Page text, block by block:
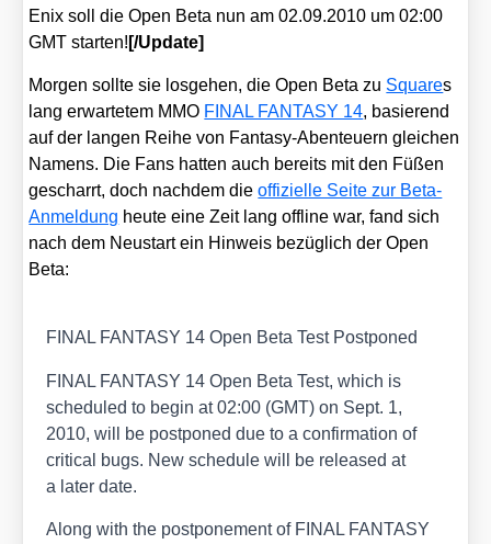
Enix soll die Open Beta nun am 02.09.2010 um 02:00
GMT star­ten! [/​Update]
Mor­gen soll­te sie los­ge­hen, die Open Beta zu Squa­res
lang erwar­te­tem MMO FINAL FANTASY 14, basie­rend
auf der lan­gen Rei­he von Fan­ta­sy-Aben­teu­ern glei­chen
Namens. Die Fans hat­ten auch bereits mit den Füßen
gescharrt, doch nach­dem dieoffi­zi­el­le Sei­te zur Beta-
Anmel­dung heu­te eine Zeit lang off­line war, fand sich
nach dem Neu­start ein Hin­weis bezüg­lich der Open
Beta:
FINAL FANTASY 14 Open Beta Test Post­po­ned
FINAL FANTASY 14 Open Beta Test, which is
sche­du­led to begin at 02:00 (GMT) on Sept. 1,
2010, will be post­po­ned due to a con­fir­ma­ti­on of
cri­ti­cal bugs. New sche­du­le will be released at
a later date.
Along with the post­po­ne­ment of FINAL FANTASY